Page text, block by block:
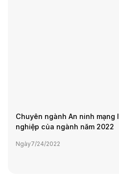
Chuyên ngành An ninh mạng
nghiệp của ngành năm 2022
Ngày7/24/2022